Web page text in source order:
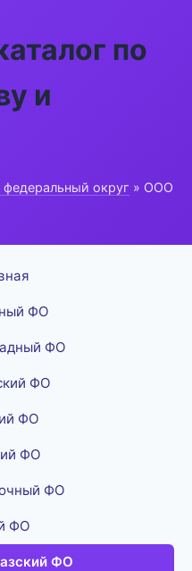
по
и
округ » ООО
ФО
ФО
ФО
ФО
ФО
ФО
ФО
ФО